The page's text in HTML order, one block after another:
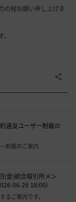
の程お願い申し上げま
共有する
違反ユーザー制裁の
制裁のご案内
(金)統合取引所メン
06-26 18:00)
るご案内です。